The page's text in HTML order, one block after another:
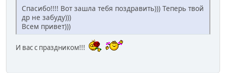
Спасибо!!!! Вот зашла тебя поздравить))) Теперь твой
др не забуду)))
Всем привет)))
И вас с праздником!!!